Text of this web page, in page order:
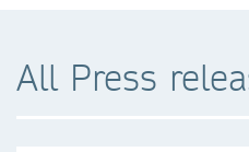
All Press